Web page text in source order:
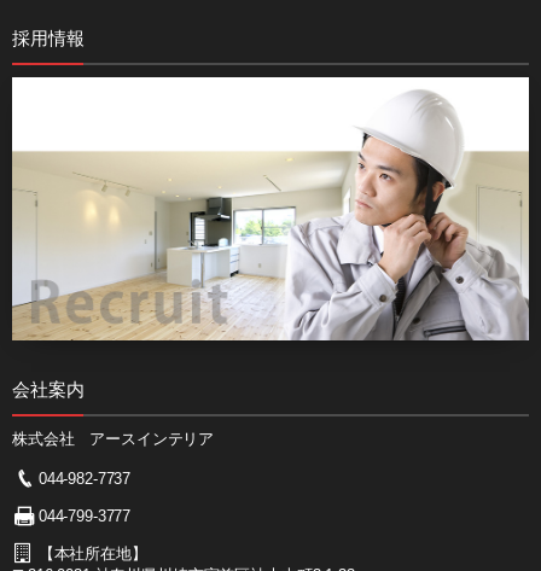
採用情報
会社案内
株式会社 アースインテリア
044-982-7737
044-799-3777
【本社所在地】